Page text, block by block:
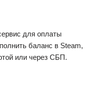
для оплаты
баланс в Steam,
или через СБП.